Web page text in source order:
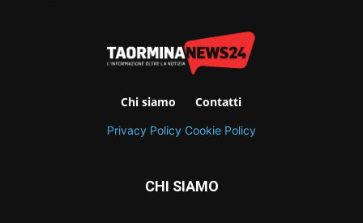
Chi siamo Contatti
Privacy Policy Cookie Policy
CHI SIAMO